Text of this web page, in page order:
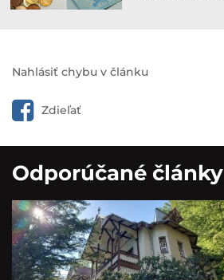
Nahlásiť chybu v článku
Zdieľať
Odporúčané články